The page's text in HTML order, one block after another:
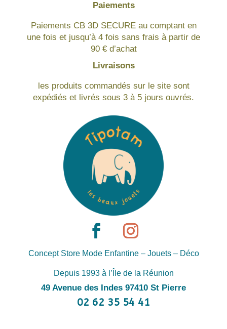
Paiements
Paiements CB 3D SECURE au comptant en
une fois et jusqu’à 4 fois sans frais à partir de
90 € d’achat
Livraisons
les produits commandés sur le site sont
expédiés et livrés sous 3 à 5 jours ouvrés.
Concept Store Mode Enfantine – Jouets – Déco
Depuis 1993 à l’Île de la Réunion
49 Avenue des Indes 97410 St Pierre
02 62 35 54 41